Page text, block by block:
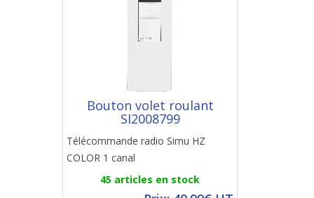
Bouton volet roulant
SI2008799
Télécommande radio Simu HZ
COLOR 1 canal
45 articles en stock